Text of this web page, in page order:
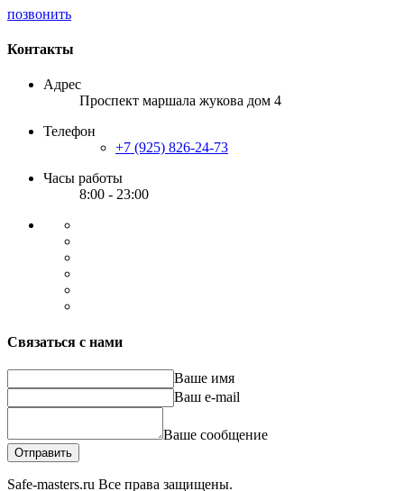
позвонить
Контакты
Адрес
Проспект маршала жукова дом 4
Телефон
+7 (925) 826-24-73
Часы работы
8:00 - 23:00
Связаться с нами
Ваше имя
Ваш e-mail
Ваше сообщение
Отправить
Safe-masters.ru Все права защищены.